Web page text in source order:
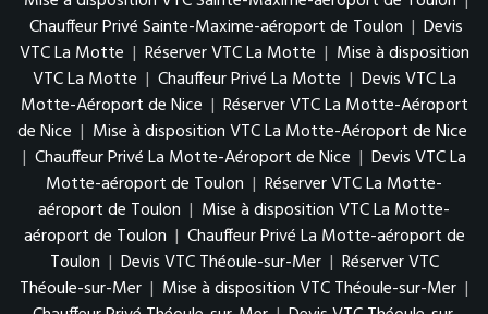
Chauffeur Privé Sainte-Maxime-aéroport de Toulon | Devis
VTC La Motte | Réserver VTC La Motte | Mise à disposition
VTC La Motte | Chauffeur Privé La Motte | Devis VTC La
Motte-Aéroport de Nice | Réserver VTC La Motte-Aéroport
de Nice | Mise à disposition VTC La Motte-Aéroport de Nice
| Chauffeur Privé La Motte-Aéroport de Nice | Devis VTC La
Motte-aéroport de Toulon | Réserver VTC La Motte-
aéroport de Toulon | Mise à disposition VTC La Motte-
aéroport de Toulon | Chauffeur Privé La Motte-aéroport de
Toulon | Devis VTC Théoule-sur-Mer | Réserver VTC
Théoule-sur-Mer | Mise à disposition VTC Théoule-sur-Mer |